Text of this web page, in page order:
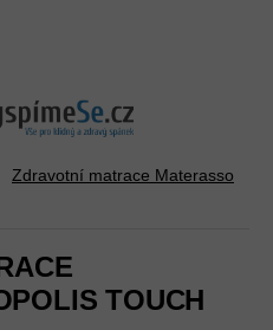
Zdravotní matrace Materasso
TOUCH